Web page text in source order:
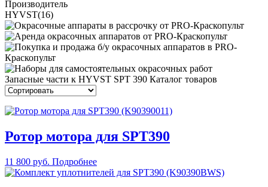
Производитель
HYVST(16)
Запасные части к HYVST SPT 390 Каталог товаров
Ротор мотора для SPT390
11 800 руб. Подробнее